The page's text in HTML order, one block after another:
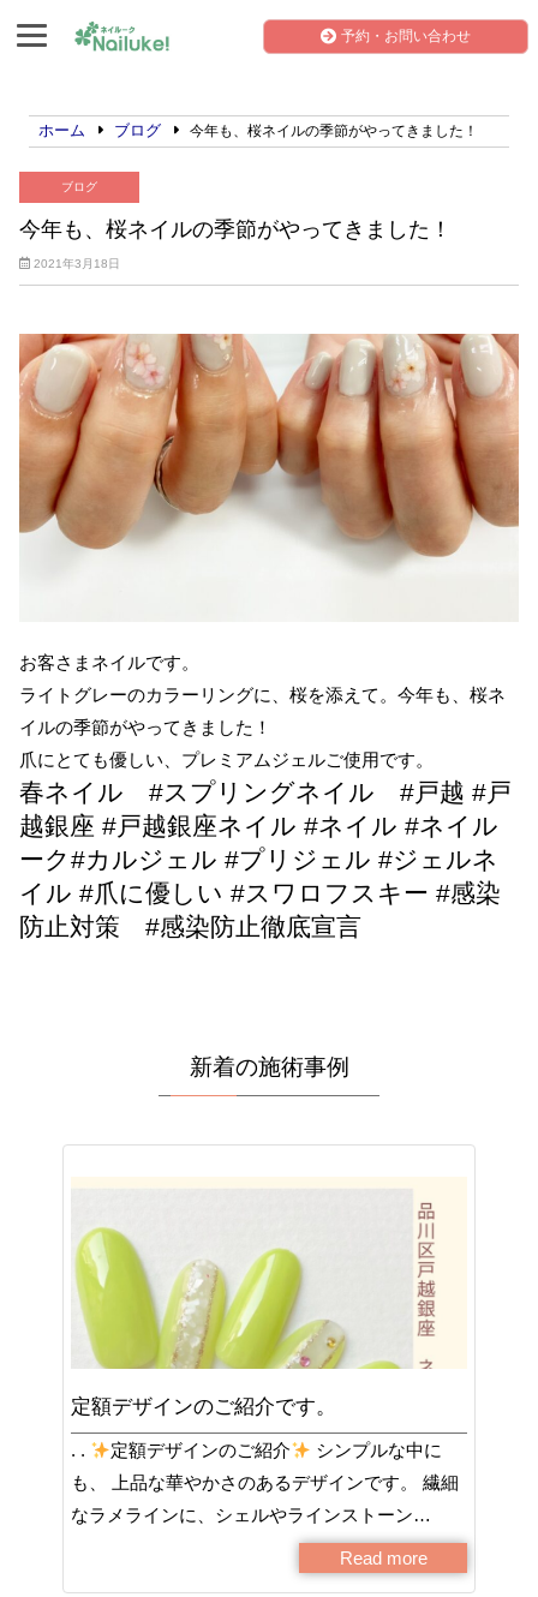
予約・お問い合わせ
ホーム ブログ 今年も、桜ネイルの季節がやってきました！
ブログ
今年も、桜ネイルの季節がやってきました！
2021年3月18日
お客さまネイルです。
ライトグレーのカラーリングに、桜を添えて。今年も、桜ネ
イルの季節がやってきました！
爪にとても優しい、プレミアムジェルご使用です。
春ネイル #スプリングネイル #戸越 #戸
越銀座 #戸越銀座ネイル #ネイル #ネイル
ーク#カルジェル #プリジェル #ジェルネ
イル #爪に優しい #スワロフスキー #感染
防止対策 #感染防止徹底宣言
新着の施術事例
定額デザインのご紹介です。
. . 定額デザインのご紹介
シンプルな中に
も、 上品な華やかさのあるデザインです。 繊細
なラメラインに、シェルやラインストーン…
Read more